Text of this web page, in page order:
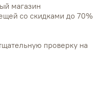
магазин
со скидками до 70%
проверку на